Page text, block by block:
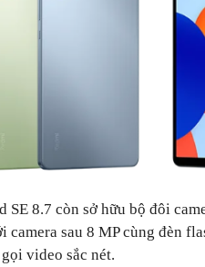
SE 8.7 còn sở hữu bộ đôi
camera sau 8 MP cùng đèn
video sắc nét.